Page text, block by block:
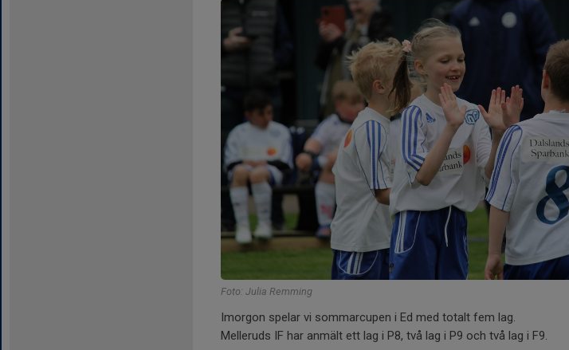
Foto: Julia Remming
Imorgon spelar vi sommarcupen i Ed med totalt fem lag.
Melleruds IF har anmält ett lag i P8, två lag i P9 och två lag i F9.